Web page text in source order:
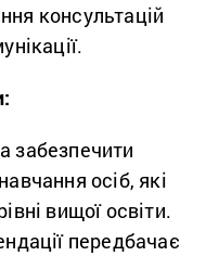
консультацій
забезпечити
осіб, які
вищої освіти.
передбачає